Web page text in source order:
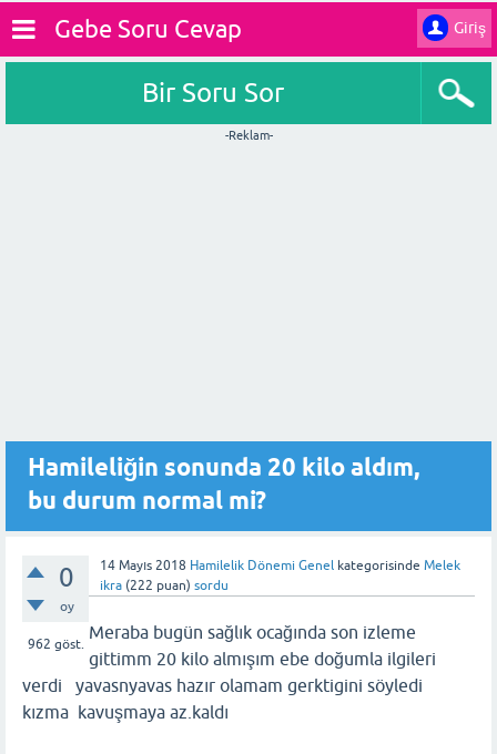
Giriş
Gebe Soru Cevap
Bir Soru Sor
-Reklam-
Hamileliğin sonunda 20 kilo aldım,
bu durum normal mi?
0
oy
962 göst.
14 Mayıs 2018 Hamilelik Dönemi Genel kategorisinde Melek
ikra (222 puan) sordu
Meraba bugün sağlık ocağında son izleme
gittimm 20 kilo almışım ebe doğumla ilgileri
verdi yavasnyavas hazır olamam gerktigini söyledi
kızma kavuşmaya az.kaldı